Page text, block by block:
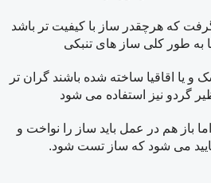
گرفت که هرچقدر ساز با کیفیت تر باشد
به طور کلی ساز های تنبکی
یا اقاقیا ساخته شده باشند گران تر
گردو نیز استفاده می شود
باز هم در عمل باید ساز را نواخت و
می شود که ساز تست شود.